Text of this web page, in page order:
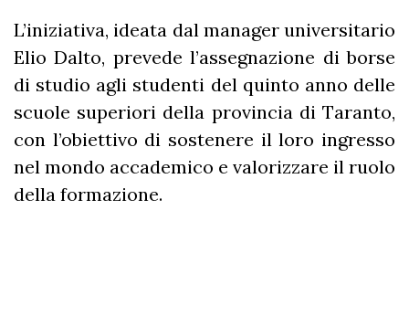
L’iniziativa, ideata dal manager universitario
Elio Dalto, prevede l’assegnazione di borse
di studio agli studenti del quinto anno delle
scuole superiori della provincia di Taranto,
con l’obiettivo di sostenere il loro ingresso
nel mondo accademico e valorizzare il ruolo
della formazione.